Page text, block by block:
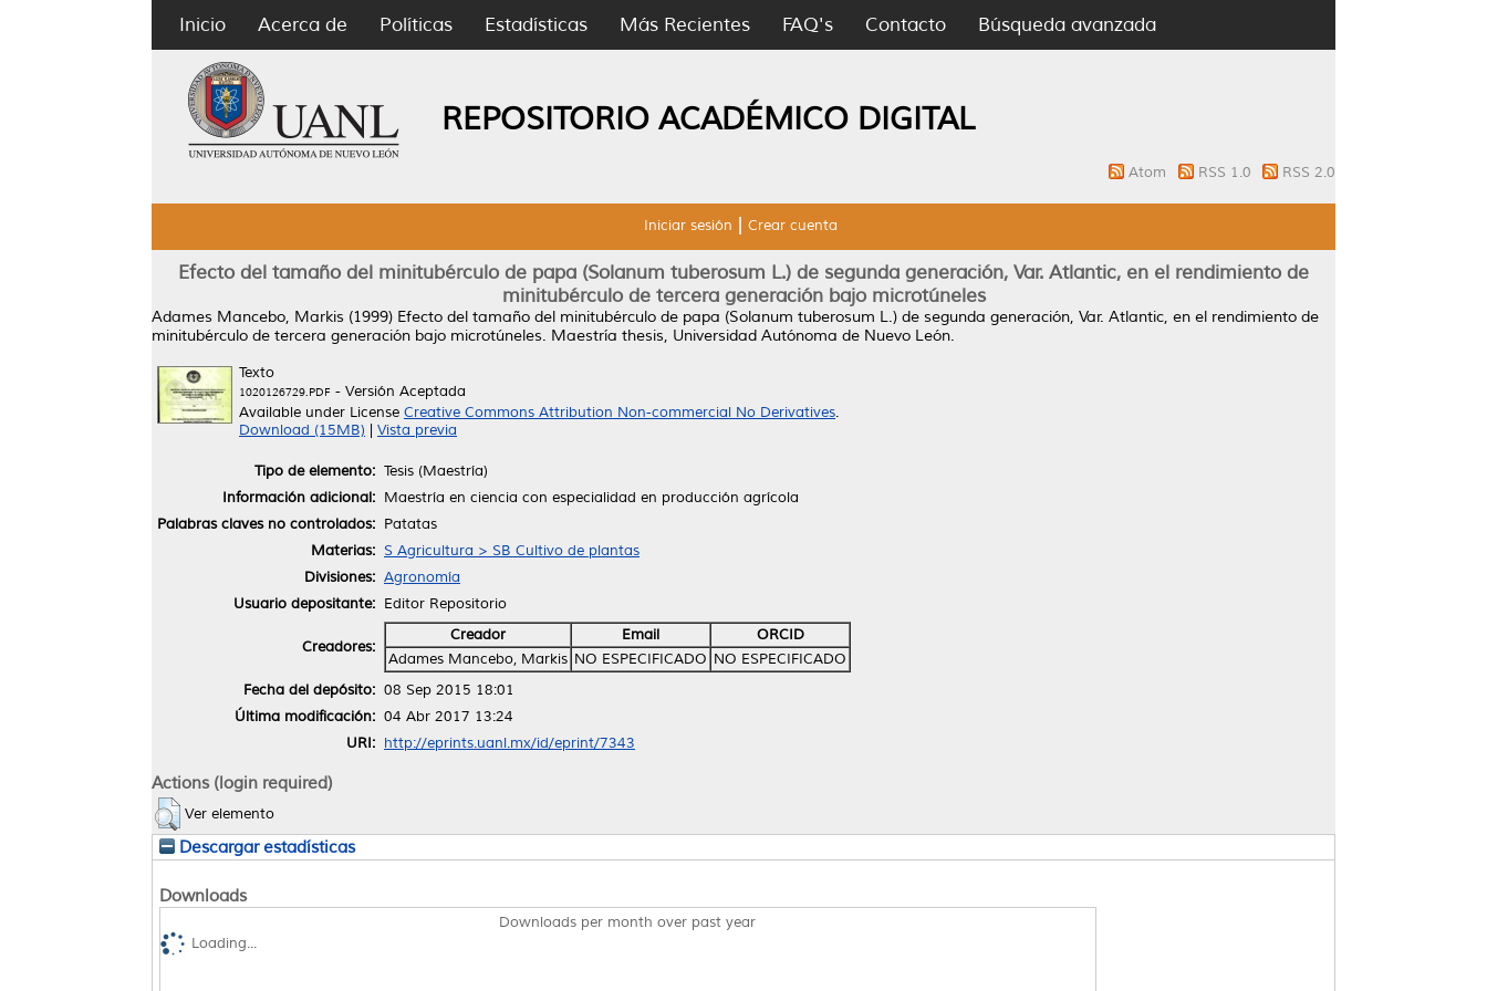
Inicio Acerca de Políticas Estadísticas Más Recientes FAQ's Contacto Búsqueda avanzada
REPOSITORIO ACADÉMICO DIGITAL
Atom RSS 1.0 RSS 2.0
Iniciar sesión Crear cuenta
Efecto del tamaño del minitubérculo de papa (Solanum tuberosum L.) de segunda generación, Var. Atlantic, en el rendimiento de
minitubérculo de tercera generación bajo microtúneles
Adames Mancebo, Markis (1999) Efecto del tamaño del minitubérculo de papa (Solanum tuberosum L.) de segunda generación, Var. Atlantic, en el rendimiento de
minitubérculo de tercera generación bajo microtúneles. Maestría thesis, Universidad Autónoma de Nuevo León.
Texto
1020126729.PDF - Versión Aceptada
Available under License Creative Commons Attribution Non-commercial No Derivatives.
Download (15MB)
Vista previa
Tipo de elemento: Tesis (Maestría)
Información adicional: Maestría en ciencia con especialidad en producción agrícola
Palabras claves no controlados: Patatas
Materias: S Agricultura > SB Cultivo de plantas
Divisiones: Agronomía
Usuario depositante: Editor Repositorio
Creadores:
Creador Email
ORCID
Adames Mancebo, Markis NO ESPECIFICADO NO ESPECIFICADO
Fecha del depósito: 08 Sep 2015 18:01
Última modificación: 04 Abr 2017 13:24
URI: http://eprints.uanl.mx/id/eprint/7343
Actions (login required)
Ver elemento
Descargar estadísticas
Downloads
Downloads per month over past year
Loading...